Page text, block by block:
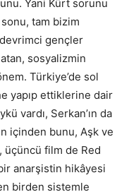
Yani Kürt sorunu
tam bizim
gençler
sosyalizmin
Türkiye’de sol
yapıp ettiklerine dair
vardı, Serkan’ın da
içinden bunu, Aşk ve
üçüncü film de Red
anarşistin hikâyesi
birden sistemle